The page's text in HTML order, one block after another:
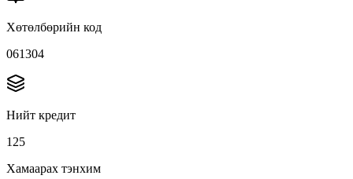
Хөтөлбөрийн код
061304
Нийт кредит
125
Хамаарах тэнхим